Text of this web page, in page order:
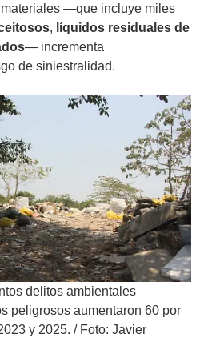
—que incluye miles
, líquidos residuales de
— incrementa
de siniestralidad.
delitos ambientales
peligrosos aumentaron 60 por
y 2025. / Foto: Javier